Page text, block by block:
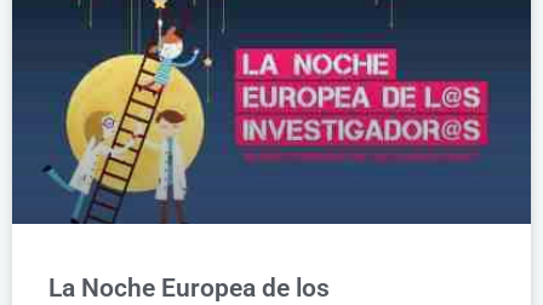
La Noche Europea de los